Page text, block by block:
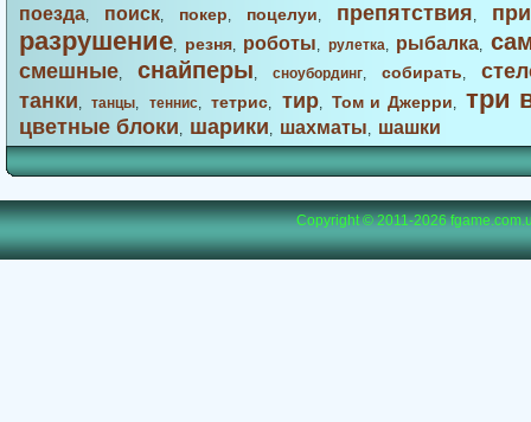
поезда, поиск, покер, поцелуи, препятствия,
разрушение, резня, роботы, рулетка, рыбалка,
смешные, снайперы, сноубординг, собирать,
танки,танцы, теннис,тетрис, тир,Том и Джерри, три
цветные блоки, шарики, шахматы, шашки
Copyright © 2011-2026